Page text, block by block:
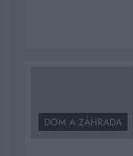
DOM A ZÁHRADA